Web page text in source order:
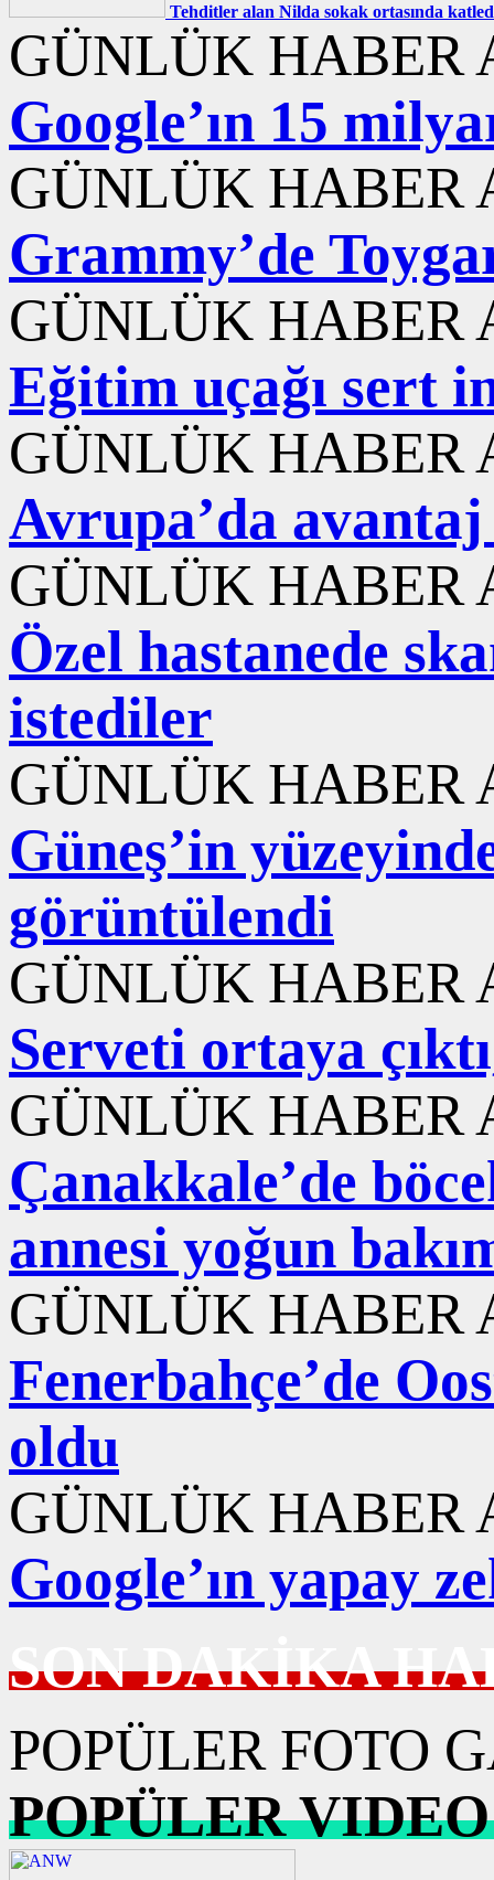
Tehditler alan Nilda sokak ortasında
GÜNLÜK HABER
Google’ın 15
GÜNLÜK HABER
Grammy’de
GÜNLÜK HABER
Eğitim uçağı sert
GÜNLÜK HABER
Avrupa’da
GÜNLÜK HABER
Özel hastanede
istediler
GÜNLÜK HABER
Güneş’in
görüntülendi
GÜNLÜK HABER
Serveti ortaya
GÜNLÜK HABER
Çanakkale’de
annesi yoğun
GÜNLÜK HABER
Fenerbahçe’de
oldu
GÜNLÜK HABER
Google’ın yapay
SON DAKİKA
POPÜLER FOTO
POPÜLER